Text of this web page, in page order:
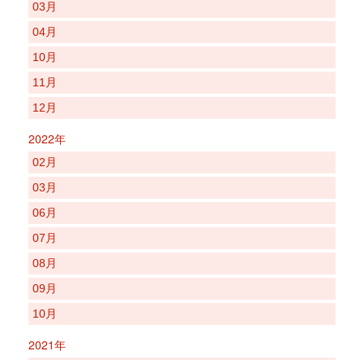
03月
04月
10月
11月
12月
2022年
02月
03月
06月
07月
08月
09月
10月
2021年